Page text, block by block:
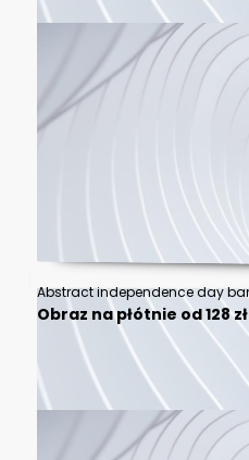
Obraz na płótnie od 128 zł